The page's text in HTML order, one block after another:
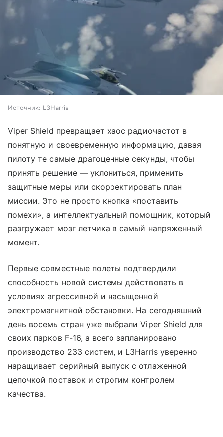
Источник: L3Harris
Viper Shield превращает хаос радиочастот в
понятную и своевременную информацию, давая
пилоту те самые драгоценные секунды, чтобы
принять решение — уклониться, применить
защитные меры или скорректировать план
миссии. Это не просто кнопка «поставить
помехи», а интеллектуальный помощник, который
разгружает мозг летчика в самый напряженный
момент.
Первые совместные полеты подтвердили
способность новой системы действовать в
условиях агрессивной и насыщенной
электромагнитной обстановки. На сегодняшний
день восемь стран уже выбрали Viper Shield для
своих парков F-16, а всего запланировано
производство 233 систем, и L3Harris уверенно
наращивает серийный выпуск с отлаженной
цепочкой поставок и строгим контролем
качества.